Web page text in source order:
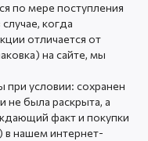
по мере поступления
когда
отличается от
на сайте, мы
условии: сохранен
не была раскрыта, а
факт и покупки
в нашем интернет-